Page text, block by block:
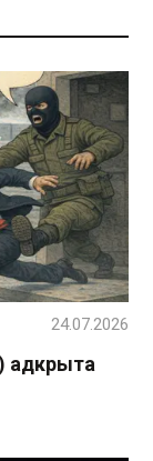
адкрыта
24.07.2026